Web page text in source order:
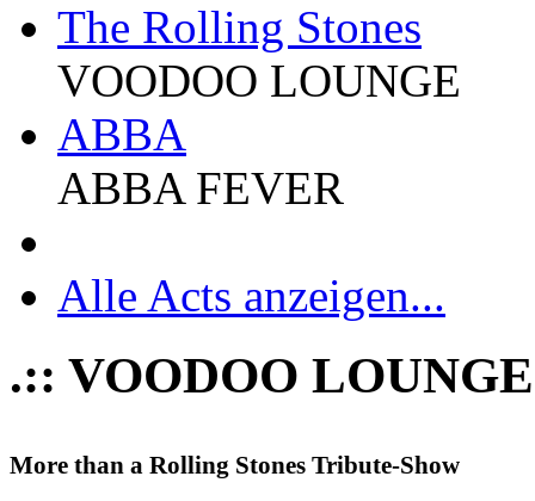
The Rolling Stones
VOODOO LOUNGE
ABBA
ABBA FEVER
Alle Acts anzeigen...
.:: VOODOO
More than a Rolling Stones Tribute-Show